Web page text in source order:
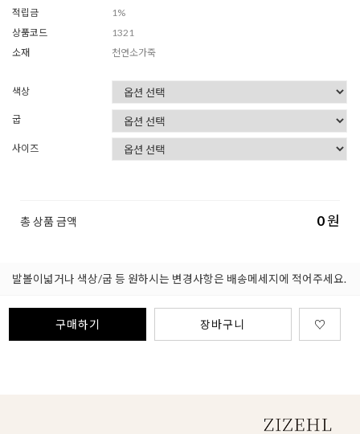
적립금
1%
상품코드
1321
소재
천연소가죽
색상
굽
사이즈
총 상품 금액 0원
발볼이넓거나 색상/굽 등 원하시는 변경사항은 배송메세지에 적어주세요.
구매하기 장바구니 ♡